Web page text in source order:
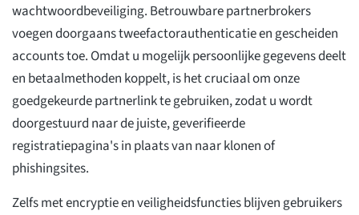
wachtwoordbeveiliging. Betrouwbare partnerbrokers
voegen doorgaans tweefactorauthenticatie en gescheiden
accounts toe. Omdat u mogelijk persoonlijke gegevens deelt
en betaalmethoden koppelt, is het cruciaal om onze
goedgekeurde partnerlink te gebruiken, zodat u wordt
doorgestuurd naar de juiste, geverifieerde
registratiepagina's in plaats van naar klonen of
phishingsites.
Zelfs met encryptie en veiligheidsfuncties blijven gebruikers